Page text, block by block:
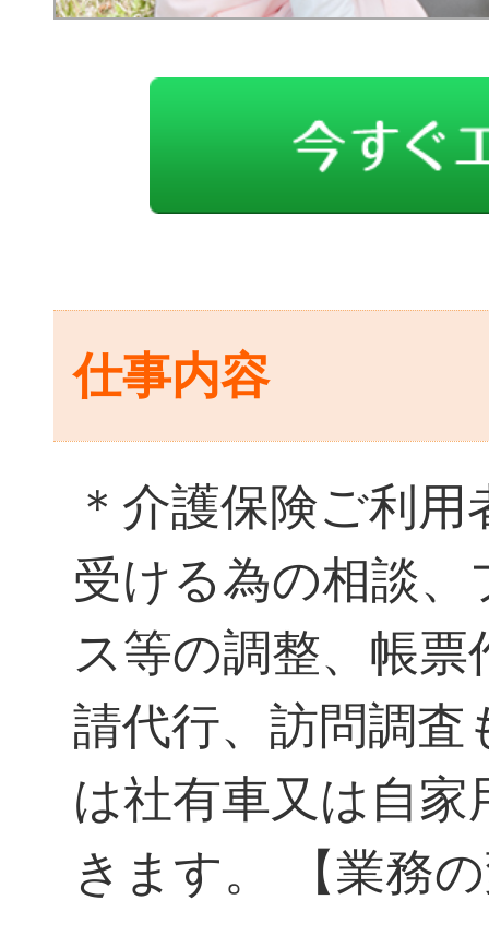
仕事内容
＊介護保険ご利
受ける為の相談
ス等の調整、帳
請代行、訪問調査
は社有車又は自
きます。 【業務